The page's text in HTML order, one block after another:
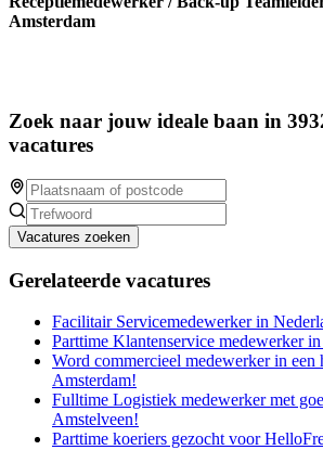
Amsterdam
Zoek naar jouw ideale baan in
vacatures
Vacatures zoeken
Gerelateerde vacatures
Facilitair Servicemedewerker in
Parttime Klantenservice medewerker
Word commercieel medewerker in een
Amsterdam!
Fulltime Logistiek medewerker met
Amstelveen!
Parttime koeriers gezocht voor